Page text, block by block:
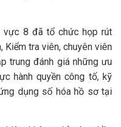
vực 8 đã tổ chức họp rút
tra viên, chuyên viên
trung đánh giá những ưu
hành quyền công tố, kỹ
dụng số hóa hồ sơ tại